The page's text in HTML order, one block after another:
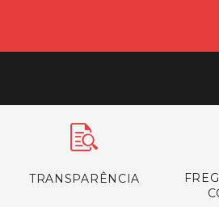
TRANSPARÊNCIA